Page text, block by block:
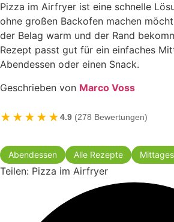
Pizza im Airfryer ist eine schnelle
ohne großen Backofen machen
der Belag warm und der Rand
Rezept passt gut für ein einfaches
Abendessen oder einen Snack.
Geschrieben von Marco Voss
★★★★★4.9 (278 Bewertungen)
Abendessen Alle Rezepte
Teilen: Pizza im Airfryer